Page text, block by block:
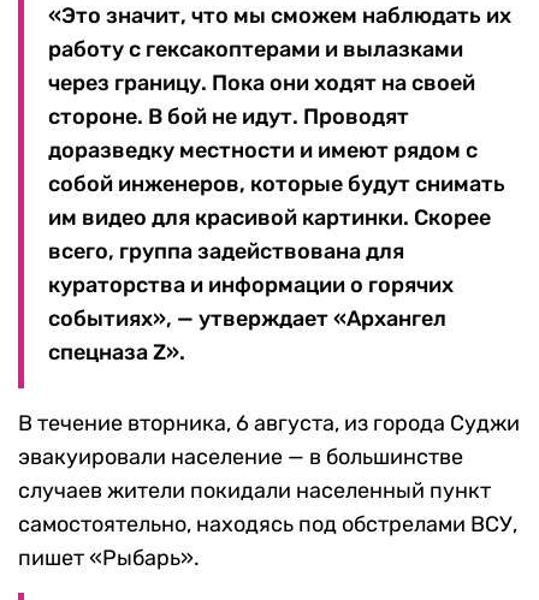
«Это значит, что мы сможем наблюдать их
работу с гексакоптерами и вылазками
через границу. Пока они ходят на своей
стороне. В бой не идут. Проводят
доразведку местности и имеют рядом с
собой инженеров, которые будут снимать
им видео для красивой картинки. Скорее
всего, группа задействована для
кураторства и информации о горячих
событиях», — утверждает «Архангел
спецназа Z».
В течение вторника, 6 августа, из города Суджи
эвакуировали население — в большинстве
случаев жители покидали населенный пункт
самостоятельно, находясь под обстрелами ВСУ,
пишет «Рыбарь».